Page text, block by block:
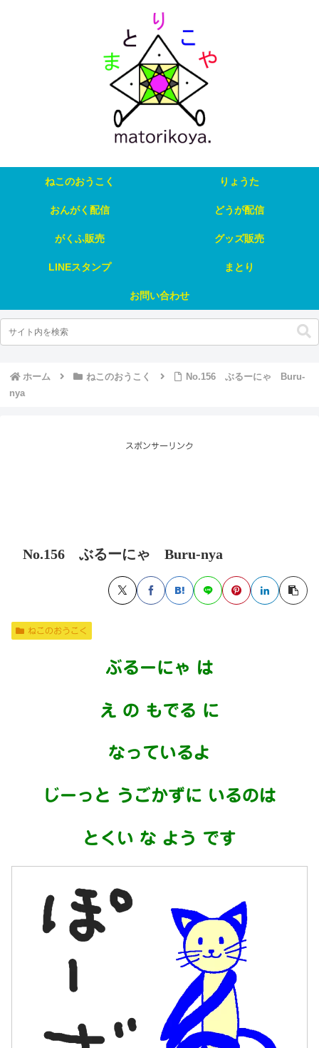
ねこのおうこく りょうた
おんがく配信 どうが配信
がくふ販売 グッズ販売
LINEスタンプ まとり
お問い合わせ
ホーム ねこのおうこく
No.156 ぶるーにゃ Buru-
nya
スポンサーリンク
No.156 ぶるーにゃ Buru-nya
ねこのおうこく
ぶるーにゃ は
え の もでる に
なっているよ
じーっと うごかずに いるのは
とくい な よう です